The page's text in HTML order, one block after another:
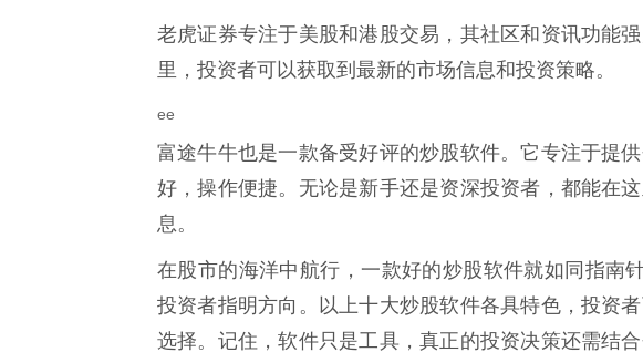
老虎证券专注于美股和港股交易，其社区和资讯功能
里，投资者可以获取到最新的市场信息和投资策略。
ee
富途牛牛也是一款备受好评的炒股软件。它专注于提
好，操作便捷。无论是新手还是资深投资者，都能在
息。
在股市的海洋中航行，一款好的炒股软件就如同指南
投资者指明方向。以上十大炒股软件各具特色，投资
选择。记住，软件只是工具，真正的投资决策还需结